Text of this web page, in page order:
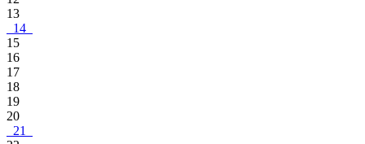
13
14
15
16
17
18
19
20
21